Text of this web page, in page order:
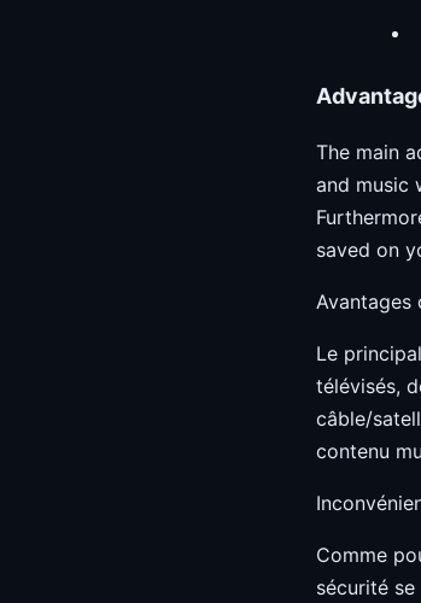
The main
and music
saved on
Avantages
Le
télévisés,
câble/
contenu
Comme
sécurité